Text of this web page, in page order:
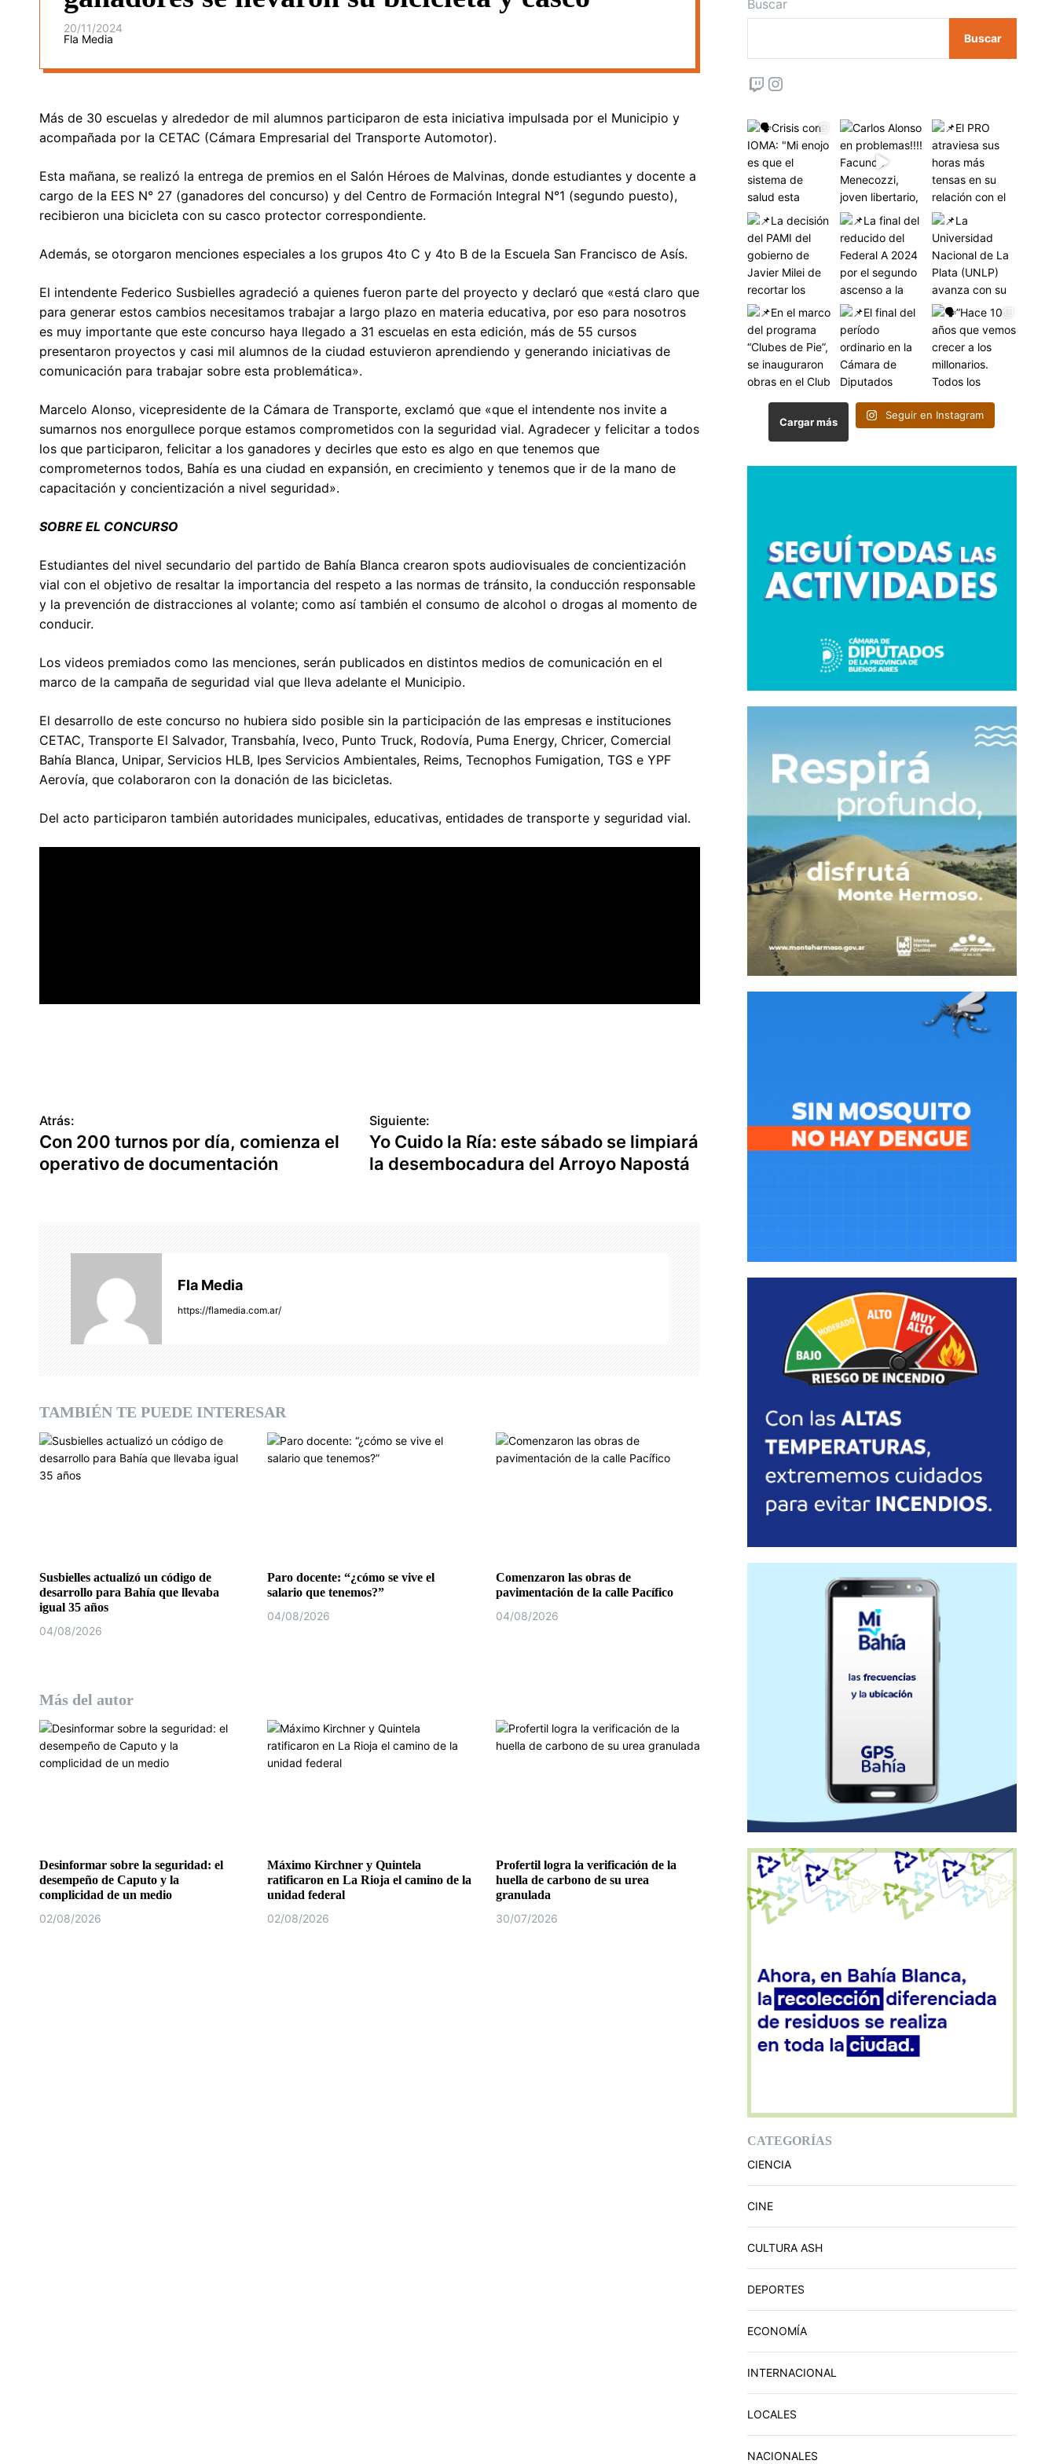
20/11/2024
Fla Media
Más de 30 escuelas y alrededor de mil alumnos participaron de esta iniciativa impulsada por el Municipio y
acompañada por la CETAC (Cámara Empresarial del Transporte Automotor).
Esta mañana, se realizó la entrega de premios en el Salón Héroes de Malvinas, donde estudiantes y docente a
cargo de la EES N° 27 (ganadores del concurso) y del Centro de Formación Integral N°1 (segundo puesto),
recibieron una bicicleta con su casco protector correspondiente.
Además, se otorgaron menciones especiales a los grupos 4to C y 4to B de la Escuela San Francisco de Asís.
El intendente Federico Susbielles agradeció a quienes fueron parte del proyecto y declaró que «está claro que
para generar estos cambios necesitamos trabajar a largo plazo en materia educativa, por eso para nosotros
es muy importante que este concurso haya llegado a 31 escuelas en esta edición, más de 55 cursos
presentaron proyectos y casi mil alumnos de la ciudad estuvieron aprendiendo y generando iniciativas de
comunicación para trabajar sobre esta problemática».
Marcelo Alonso, vicepresidente de la Cámara de Transporte, exclamó que «que el intendente nos invite a
sumarnos nos enorgullece porque estamos comprometidos con la seguridad vial. Agradecer y felicitar a todos
los que participaron, felicitar a los ganadores y decirles que esto es algo en que tenemos que
comprometernos todos, Bahía es una ciudad en expansión, en crecimiento y tenemos que ir de la mano de
capacitación y concientización a nivel seguridad».
SOBRE EL CONCURSO
Estudiantes del nivel secundario del partido de Bahía Blanca crearon spots audiovisuales de concientización
vial con el objetivo de resaltar la importancia del respeto a las normas de tránsito, la conducción responsable
y la prevención de distracciones al volante; como así también el consumo de alcohol o drogas al momento de
conducir.
Los videos premiados como las menciones, serán publicados en distintos medios de comunicación en el
marco de la campaña de seguridad vial que lleva adelante el Municipio.
El desarrollo de este concurso no hubiera sido posible sin la participación de las empresas e instituciones
CETAC, Transporte El Salvador, Transbahía, Iveco, Punto Truck, Rodovía, Puma Energy, Chricer, Comercial
Bahía Blanca, Unipar, Servicios HLB, Ipes Servicios Ambientales, Reims, Tecnophos Fumigation, TGS e YPF
Aerovía, que colaboraron con la donación de las bicicletas.
Del acto participaron también autoridades municipales, educativas, entidades de transporte y seguridad vial.
N
a
d
e
e
r
a
d
s
Atrás:
Con 200 turnos por día, comienza el
operativo de documentación
Siguiente:
Yo Cuido la Ría: este sábado se limpiará
la desembocadura del Arroyo Napostá
Fla Media
https://flamedia.com.ar/
TAMBIÉN TE PUEDE INTERESAR
Susbielles actualizó un código de
desarrollo para Bahía que llevaba
igual 35 años
04/08/2026
Paro docente: “¿cómo se vive el
salario que tenemos?”
04/08/2026
Comenzaron las obras de
pavimentación de la calle Pacífico
04/08/2026
Más del autor
Desinformar sobre la seguridad: el
desempeño de Caputo y la
complicidad de un medio
02/08/2026
Máximo Kirchner y Quintela
ratificaron en La Rioja el camino de la
unidad federal
02/08/2026
Profertil logra la verificación de la
huella de carbono de su urea
granulada
30/07/2026
Buscar
Buscar
Twitch
Cargar más
Seguir en Instagram
CATEGORÍAS
CIENCIA
CINE
CULTURA ASH
DEPORTES
ECONOMÍA
INTERNACIONAL
LOCALES
NACIONALES